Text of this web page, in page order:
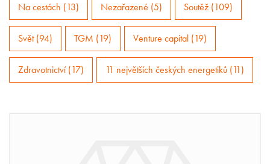
Na cestách (13) Nezařazené (5) Soutěž (109)
Svět (94) TGM (19) Venture capital (19)
Zdravotnictví (17) 11 největších českých energetiků (11)